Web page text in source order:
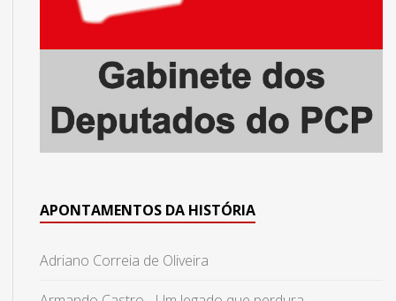
APONTAMENTOS DA HISTÓRIA
Adriano Correia de Oliveira